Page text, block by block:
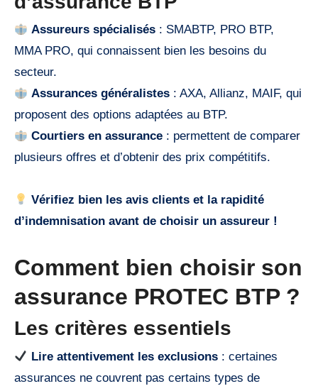
Assureurs spécialisés : SMABTP, PRO BTP,
MMA PRO, qui connaissent bien les besoins du
secteur.
Assurances généralistes : AXA, Allianz, MAIF, qui
proposent des options adaptées au BTP.
Courtiers en assurance : permettent de comparer
plusieurs offres et d’obtenir des prix compétitifs.
Vérifiez bien les avis clients et la rapidité
d’indemnisation avant de choisir un assureur !
Comment bien choisir son
assurance PROTEC BTP ?
Les critères essentiels
Lire attentivement les exclusions : certaines
assurances ne couvrent pas certains types de